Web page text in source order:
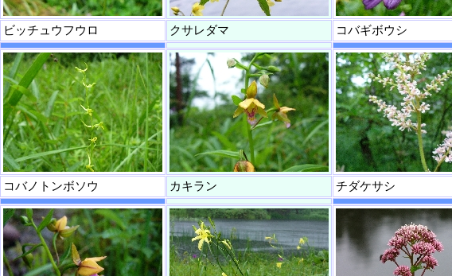
ビッチュウフウロ クサレダマ コバギボウシ
コバノトンボソウ カキラン チダケサシ